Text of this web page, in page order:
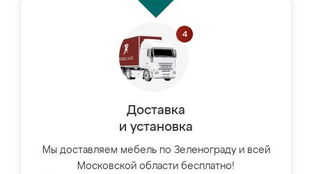
Доставка
и установка
Мы доставляем мебель по Зеленограду и всей
Московской области бесплатно!